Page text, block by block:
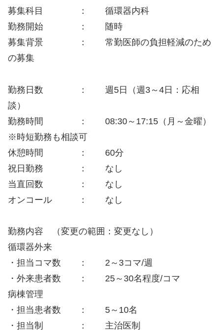
募集科目 ： 循環器内科
勤務開始 ： 随時
募集背景 ： 常勤医師の負担軽減のため
の募集
勤務日数 ： 週5日（週3～4日：応相
談）
勤務時間 ： 08:30～17:15（月～金曜）
※時短勤務も相談可
休憩時間 ： 60分
祝日勤務 ： なし
当直回数 ： なし
オンコール ： なし
勤務内容 （変更の範囲：変更なし）
循環器外来
・担当コマ数 ： 2～3コマ/週
・外来患者数 ： 25～30名程度/コマ
病棟管理
・担当患者数 ： 5～10名
・担当制 ： 主治医制